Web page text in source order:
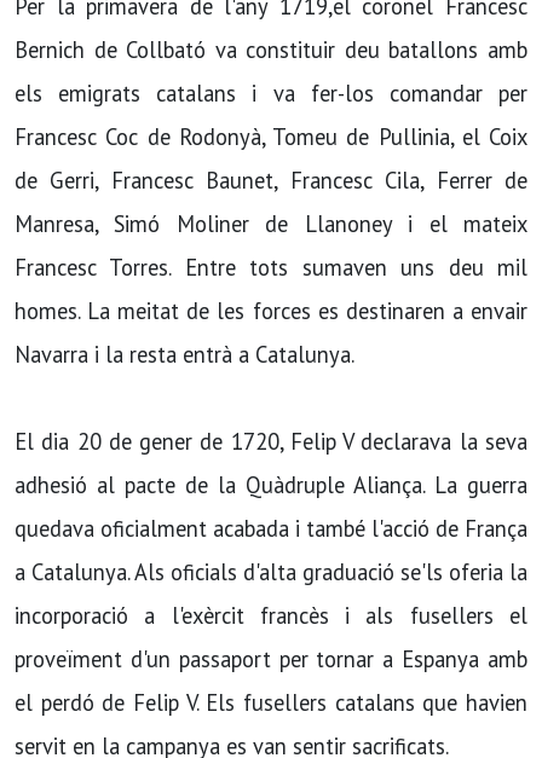
Per la primavera de l'any 1719,el coronel Francesc
Bernich de Collbató va constituir deu batallons amb
els emigrats catalans i va fer-los comandar per
Francesc Coc de Rodonyà, Tomeu de Pullinia, el Coix
de Gerri, Francesc Baunet, Francesc Cila, Ferrer de
Manresa, Simó Moliner de Llanoney i el mateix
Francesc Torres. Entre tots sumaven uns deu mil
homes. La meitat de les forces es destinaren a envair
Navarra i la resta entrà a Catalunya.
El dia 20 de gener de 1720, Felip V declarava la seva
adhesió al pacte de la Quàdruple Aliança. La guerra
quedava oficialment acabada i també l'acció de França
a Catalunya. Als oficials d'alta graduació se'ls oferia la
incorporació a l'exèrcit francès i als fusellers el
proveïment d'un passaport per tornar a Espanya amb
el perdó de Felip V. Els fusellers catalans que havien
servit en la campanya es van sentir sacrificats.